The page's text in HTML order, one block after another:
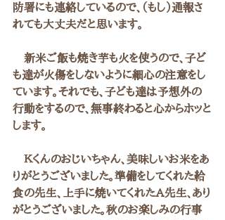
防署にも連絡しているので、（もし）通報さ
れても大丈夫だと思います。
新米ご飯も焼き芋も火を使うので、子ど
も達が火傷をしないように細心の注意をし
ています。それでも、子ども達は予想外の
行動をするので、無事終わると心からホッと
します。
Ｋくんのおじいちゃん、美味しいお米をあ
りがとうございました。準備をしてくれた給
食の先生、上手に焼いてくれたA先生、あり
がとうございました。秋のお楽しみの行事